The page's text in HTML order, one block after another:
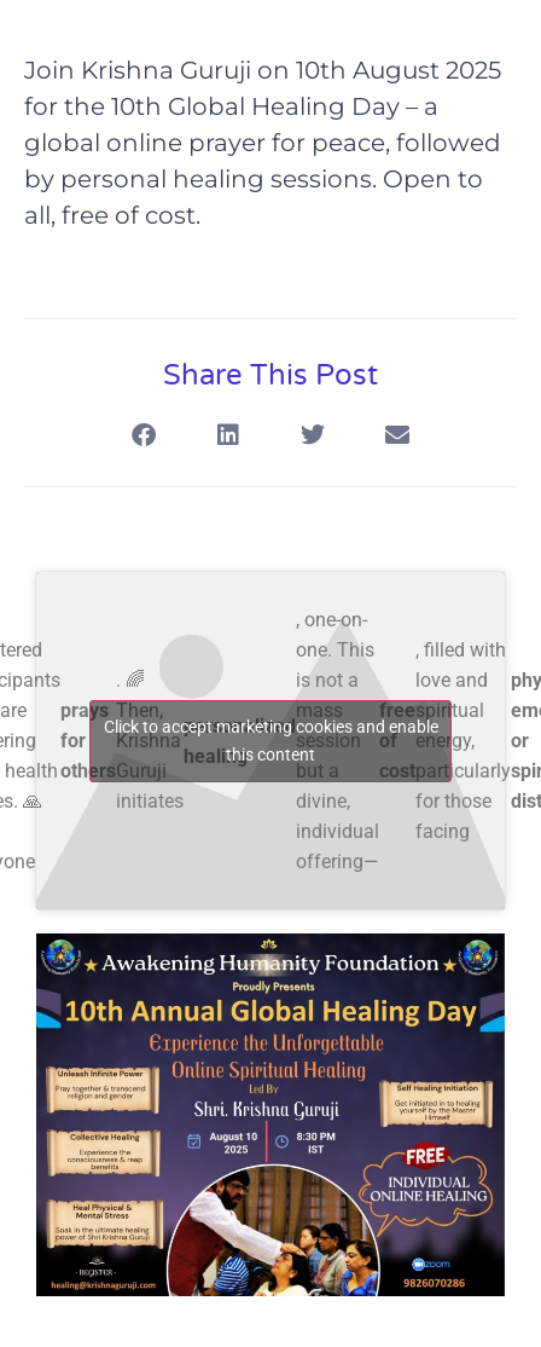
Join Krishna Guruji on 10th August 2025
for the 10th Global Healing Day – a
global online prayer for peace, followed
by personal healing sessions. Open to
all, free of cost.
Share This Post
🙏
prays
for
others
. 🌈
Then,
Krishna
Guruji
initiates
personalized
healing
, one-on-
one. This
is not a
mass
session
but a
divine,
individual
offering—
free
of
cost
, filled with
love and
spiritual
energy,
particularly
for those
facing
or
Click to accept marketing cookies and enable
this content